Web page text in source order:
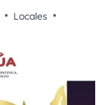
Locales